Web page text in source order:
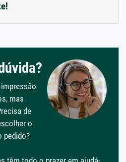
mas
de
o
pedido?